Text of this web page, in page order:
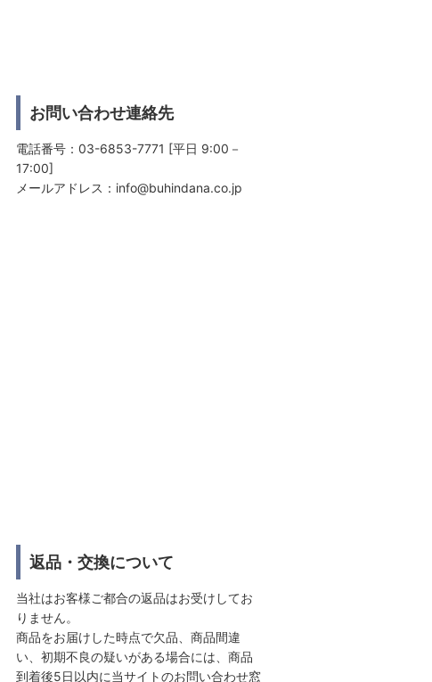
お問い合わせ連絡先
電話番号：03-6853-7771 [平日 9:00－
17:00]
メールアドレス： info@buhindana.co.jp
返品・交換について
当社はお客様ご都合の返品はお受けしてお
りません。
商品をお届けした時点で欠品、商品間違
い、初期不良の疑いがある場合には、商品
到着後5日以内に当サイトのお問い合わせ窓